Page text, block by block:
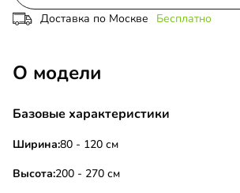
Доставка по Москве Бесплатно
О модели
Базовые характеристики
Ширина:80 - 120 см
Высота:200 - 270 см